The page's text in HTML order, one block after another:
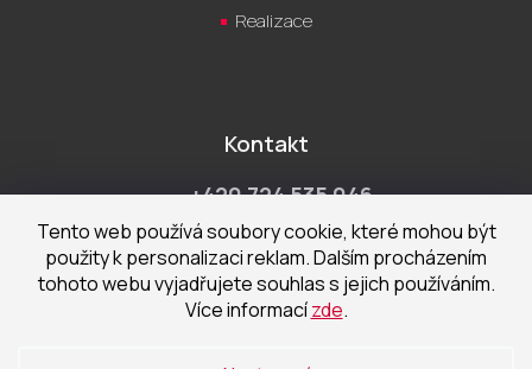
Tento web používá soubory cookie, které mohou být
použity k personalizaci reklam. Dalším procházením
tohoto webu vyjadřujete souhlas s jejich používáním.
Více informacízde.
Realizace
Kontakt
+420 724 535 046
Po-Pá 9:00 - 18:00 hod
obchod@cecetka.cz